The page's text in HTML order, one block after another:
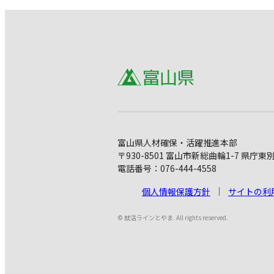
富山県人材確保・活躍推進本部
〒930-8501 富山市新総曲輪1-7 県庁東
電話番号：076-444-4558
個人情報保護方針
サイトの利
© 就活ラインとやま. All rights reserved.